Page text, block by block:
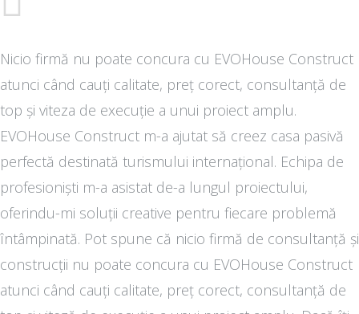
Nicio firmă nu poate concura cu EVOHouse Construct
atunci când cauți calitate, preț corect, consultanță de
top și viteza de execuție a unui proiect amplu.
EVOHouse Construct m-a ajutat să creez casa pasivă
perfectă destinată turismului internațional. Echipa de
profesioniști m-a asistat de-a lungul proiectului,
oferindu-mi soluții creative pentru fiecare problemă
întâmpinată. Pot spune că nicio firmă de consultanță și
construcții nu poate concura cu EVOHouse Construct
atunci când cauți calitate, preț corect, consultanță de